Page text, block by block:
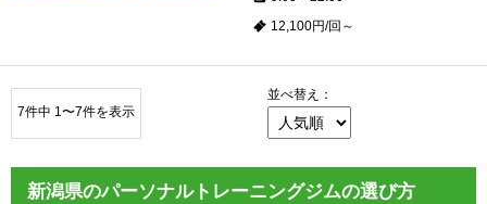
12,100円/回～
7件中 1〜7件を表示
並べ替え：
新潟県のパーソナルトレーニングジムの選び方